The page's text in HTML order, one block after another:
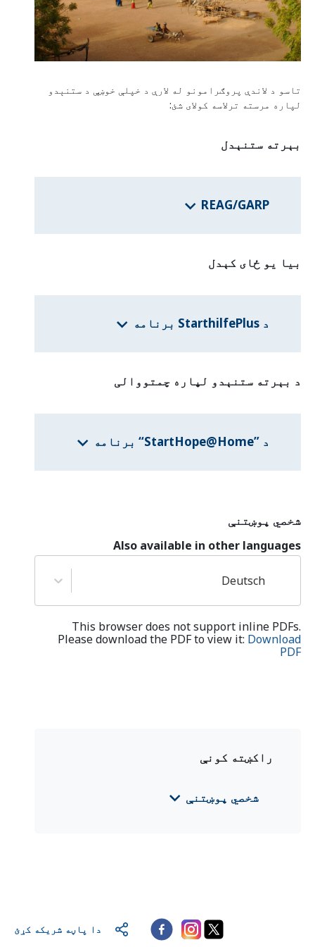
د فدرالي ایالتونو برنامې
تاسو د لاندې پروګرامونو له لارې د خپلې خوښې د ستنېدو
لپاره مرسته ترلاسه کولای شئ:
بېرته ستنېدل
REAG/GARP
بیا یو ځای کېدل
د StarthilfePlus برنامه
د بېرته ستنېدو لپاره چمتووالی
د ”StartHope@Home“ برنامه
شخصي پوښتنې
Also available in other languages
Deutsch
This browser does not support inline PDFs.
Please download the PDF to view it: Download
PDF
راکښته کونې
شخصي پوښتنې
دا پاڼه شریکه کړئ